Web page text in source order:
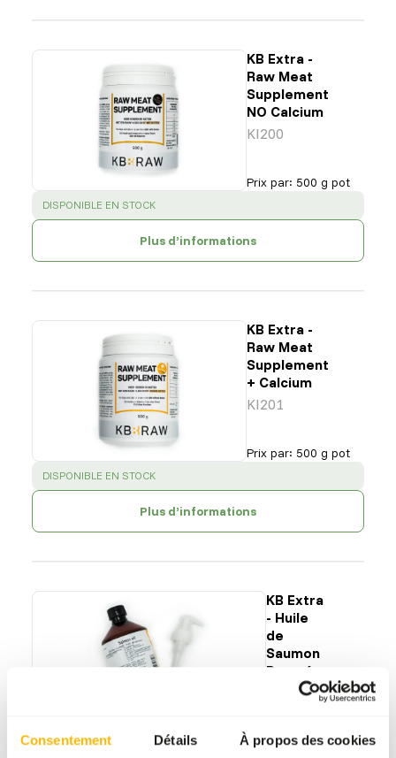
Consentement Détails À propos des cookies
KB Extra -
Raw Meat
Supplement
NO Calcium
KI200
Prix par: 500 g pot
SUCCESS:
DISPONIBLE EN STOCK
Plus d’informations
KB Extra -
Raw Meat
Supplement
+ Calcium
KI201
Prix par: 500 g pot
SUCCESS:
DISPONIBLE EN STOCK
Plus d’informations
KB Extra
- Huile
de
Saumon
Pressé
Froid
Prix par:500 ml
bouteille